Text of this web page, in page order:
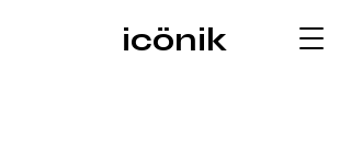
icönik